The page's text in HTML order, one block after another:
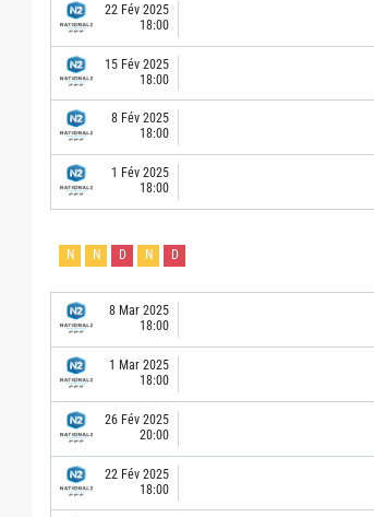
22 Fév 2025
18:00
15 Fév 2025
18:00
8 Fév 2025
18:00
1 Fév 2025
18:00
N N D N D
8 Mar 2025
18:00
1 Mar 2025
18:00
26 Fév 2025
20:00
22 Fév 2025
18:00